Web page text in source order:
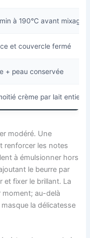
à 190°C avant mixage
et couvercle fermé
+ peau conservée
crème par lait entier
modéré. Une
renforcer les notes
à émulsionner hors
le beurre par
et fixer le brillant. La
moment; au-delà
la délicatesse